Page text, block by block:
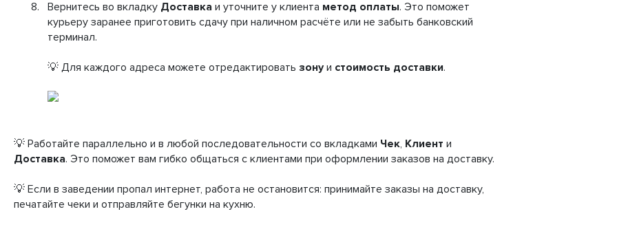
Вернитесь во вкладку Доставкаи уточните у клиента метод оплаты. Это поможет
курьеру заранее приготовить сдачу при наличном расчёте или не забыть банковский
терминал.
💡 Для каждого адреса можете отредактировать зонуи стоимость доставки.
💡 Работайте параллельно и в любой последовательности со вкладками Чек, Клиент и
Доставка. Это поможет вам гибко общаться с клиентами при оформлении заказов на доставку.
💡 Если в заведении пропал интернет, работа не остановится: принимайте заказы на доставку,
печатайте чеки и отправляйте бегунки на кухню.